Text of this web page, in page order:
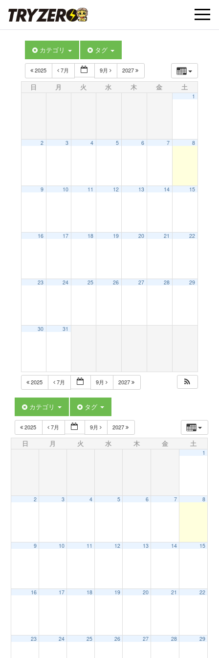
t
o
カテゴリ タグ
2025 7月 9月 2027
日 月 火 水 木 金 土
1
2 3 4 5 6 7 8
9 10 11 12 13 14 15
16 17 18 19 20 21 22
23 24 25 26 27 28 29
30 31
2025 7月 9月 2027
カテゴリ タグ
2025 7月 9月 2027
日 月 火 水 木 金 土
1
2 3 4 5 6 7 8
9 10 11 12 13 14 15
16 17 18 19 20 21 22
23 24 25 26 27 28 29